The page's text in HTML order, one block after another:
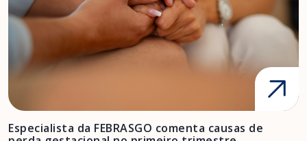
Especialista da FEBRASGO comenta causas de